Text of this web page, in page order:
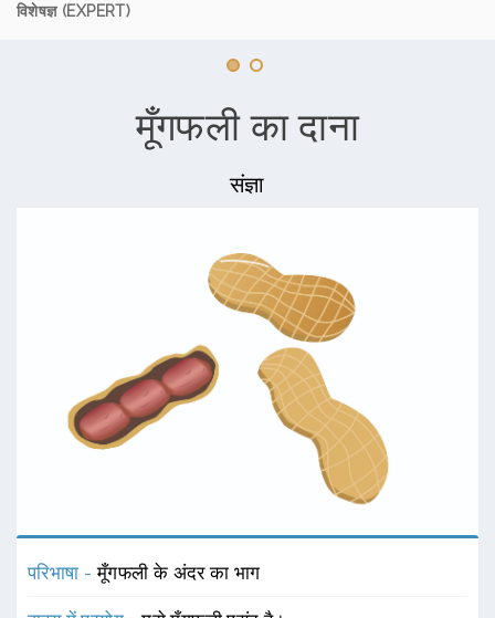
विशेषज्ञ (EXPERT)
मूँगफली का दाना
संज्ञा
परिभाषा -मूँगफली के अंदर का भाग